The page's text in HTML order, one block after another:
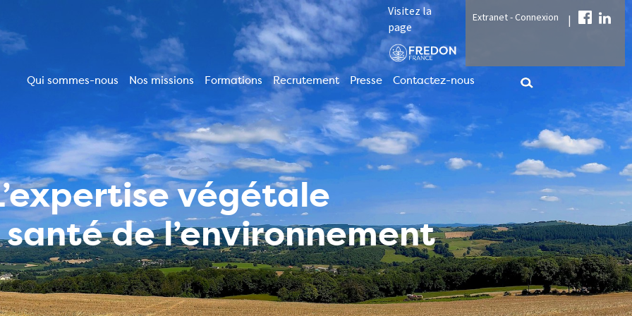
Visitez la
page
Extranet - Connexion |
Navigation
principale
Qui sommes-nous Nos missions Formations Recrutement Presse Contactez-nous
végétale
de l’environnement